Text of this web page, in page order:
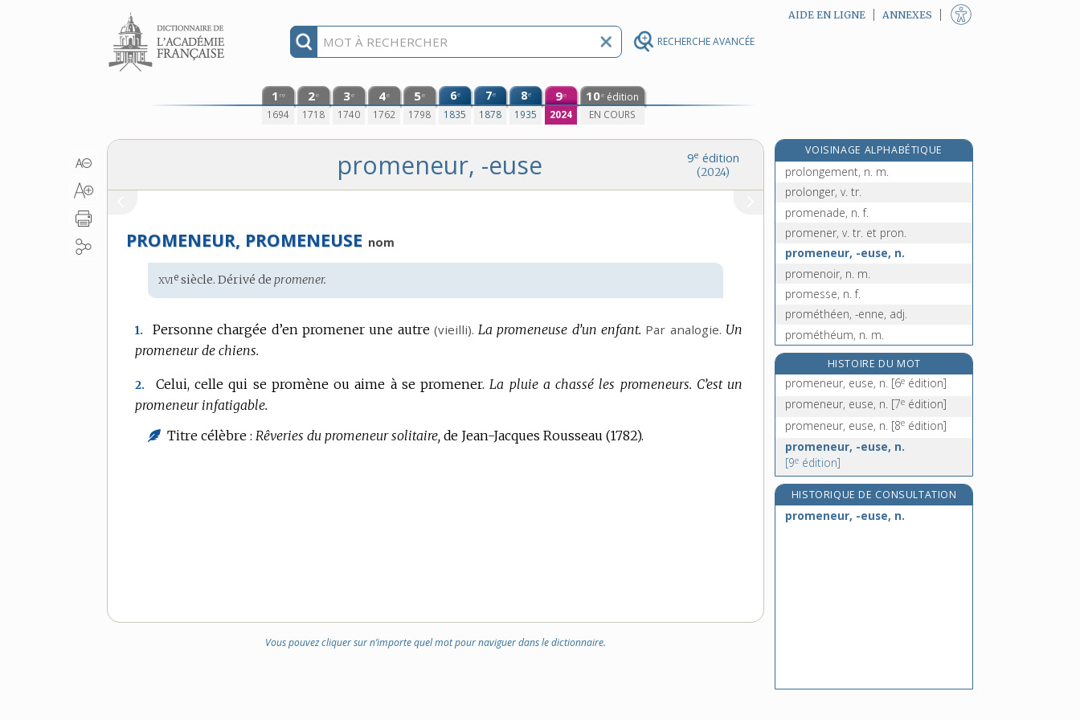
RECHERCHE AVANCÉE
Aller au contenu AIDE EN LIGNE ANNEXES
1 re
1694
2e
1718
3e
1740
4e
1762
5e
1798
6e
1835
7e
1878
8e
1935
9e
2024
10e édition
EN COURS
9e édition
(2024)
promeneur, -euse
PROMENEUR, PROMENEUSE nom
Étymologie
:
xvie siècle. Dérivé depromener.
1. Personne chargée d’en promener une autre (vieilli). La promeneuse d’un enfant. Par analogie. Un
promeneur de chiens.
2. Celui, celle qui se promène ou aime à se promener. La pluie a chassé les promeneurs. C’est un
promeneur infatigable.
Titre célèbre : Rêveries du promeneur solitaire, de Jean-Jacques Rousseau (1782).
Vous pouvez cliquer sur n’importe quel mot pour naviguer dans le dictionnaire.
VOISINAGE ALPHABÉTIQUE
prolongeable, adj.
prolongement, n. m.
prolonger, v. tr.
promenade, n. f.
promener, v. tr. et pron.
promeneur, -euse, n.
promenoir, n. m.
promesse, n. f.
prométhéen, -enne, adj.
prométhéum, n. m.
prometteur, -euse, adj.
promettre, v. tr.
HISTOIRE DU MOT
promeneur, euse, n. [6e édition]
promeneur, euse, n. [7e édition]
promeneur, euse, n. [8e édition]
promeneur, -euse, n.
[9e édition]
HISTORIQUE DE CONSULTATION
promeneur, -euse, n.